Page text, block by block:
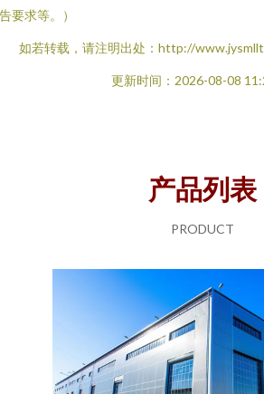
要求等。）
如若转载，请注明出处：http://
更新时间：2026-08-08
产品列表
PRODUCT